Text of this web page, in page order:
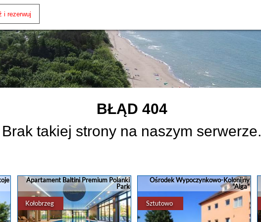
BŁĄD 404
Brak takiej strony na naszym serwerze.
Kołobrzeg
Apartament Baltini Premium Polanki
Park
Sztutowo
Ośrodek Wypoczynkowo-Kolonijny
"Alga"